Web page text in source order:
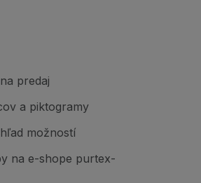
predaj
a piktogramy
možností
na e-shope purtex-